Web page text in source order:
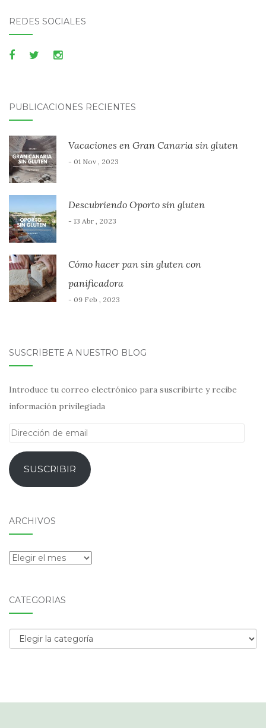
REDES SOCIALES
PUBLICACIONES RECIENTES
Vacaciones en Gran Canaria sin gluten
- 01 Nov , 2023
Descubriendo Oporto sin gluten
- 13 Abr , 2023
Cómo hacer pan sin gluten con
panificadora
- 09 Feb , 2023
SUSCRÍBETE A NUESTRO BLOG
Introduce tu correo electrónico para suscribirte y recibe
información privilegiada
Dirección
emailSUSCRIBIR
ARCHIVOS
Archivos
CATEGORÍAS
Categorías